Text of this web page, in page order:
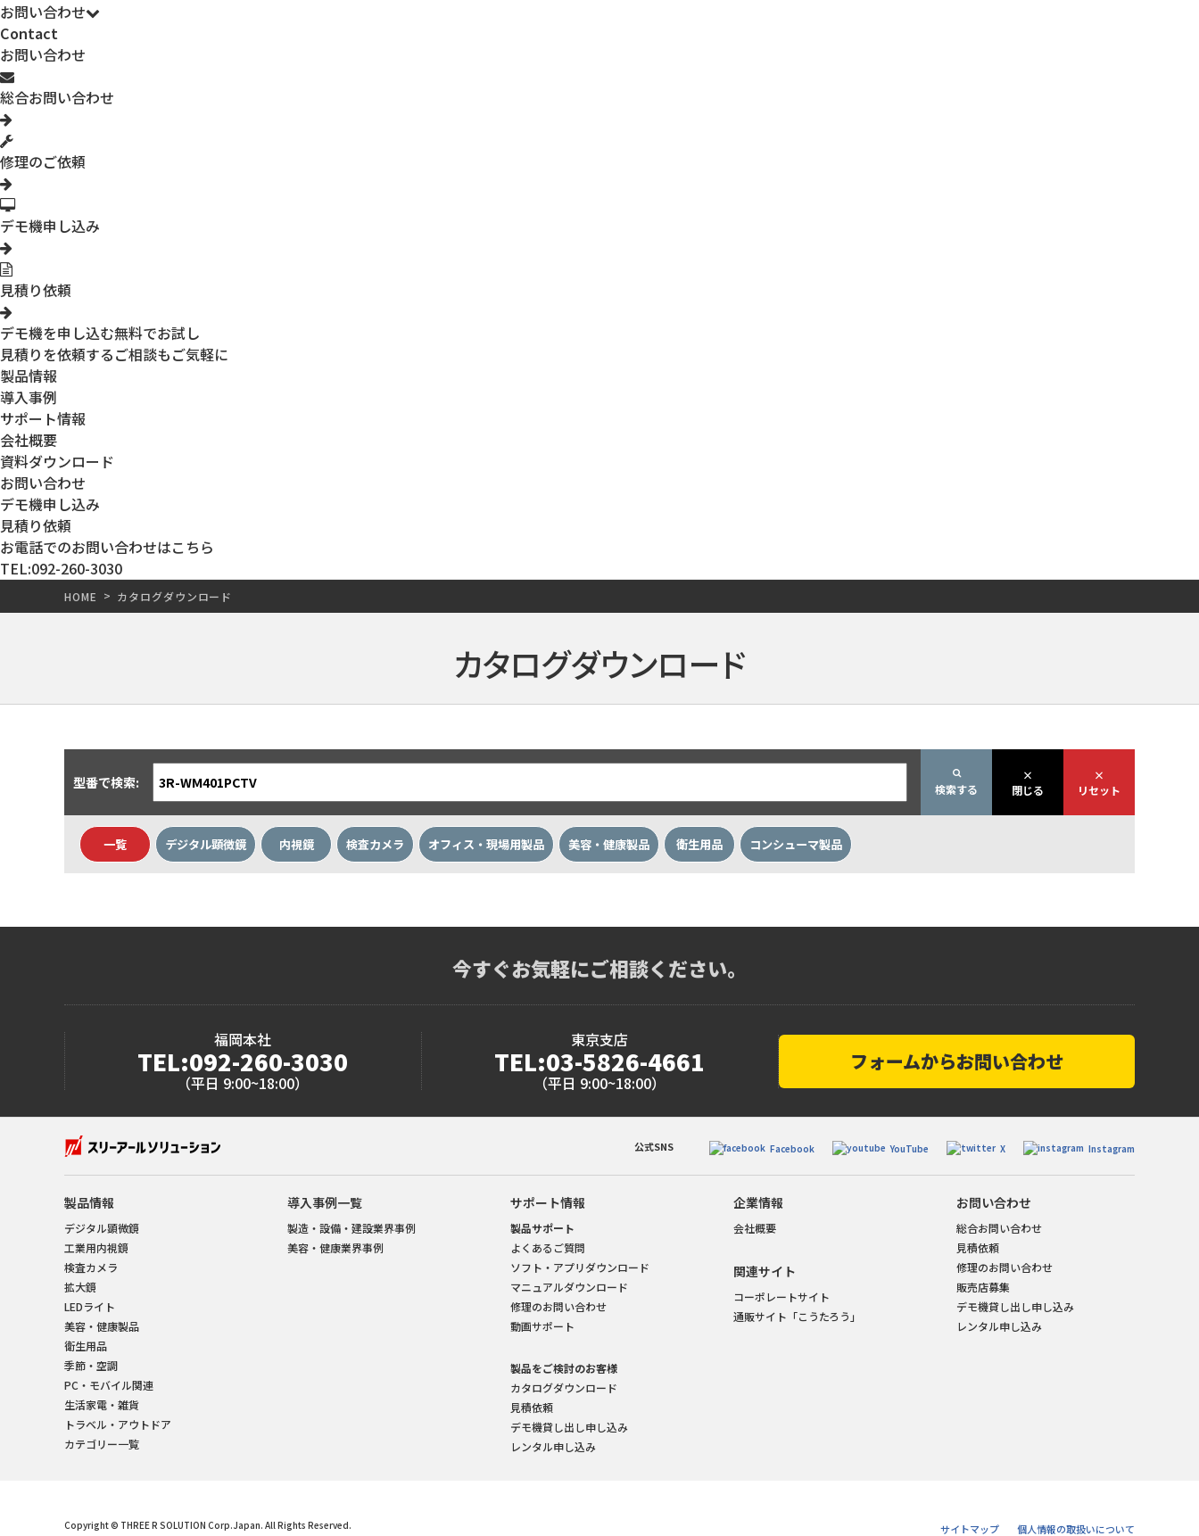
お問い合わせ
Contact
お問い合わせ
総合お問い合わせ
修理のご依頼
デモ機申し込み
見積り依頼
デモ機を申し込む無料でお試し
見積りを依頼するご相談もご気軽に
製品情報
導入事例
サポート情報
会社概要
資料ダウンロード
お問い合わせ
デモ機申し込み
見積り依頼
お電話でのお問い合わせはこちら
TEL:092-260-3030
HOME カタログダウンロード
カタログダウンロード
型番で検索: 検索する
×
閉じる
×
リセット
一覧 デジタル顕微鏡 内視鏡 検査カメラ オフィス・現場用製品 美容・健康製品 衛生用品 コンシューマ製品
今すぐお気軽にご相談ください。
福岡本社
TEL:092-260-3030
（平日 9:00~18:00）
東京支店
TEL:03-5826-4661
（平日 9:00~18:00）
フォームからお問い合わせ
公式SNS Facebook YouTube X Instagram
製品情報
デジタル顕微鏡
工業用内視鏡
検査カメラ
拡大鏡
LEDライト
美容・健康製品
衛生用品
季節・空調
PC・モバイル関連
生活家電・雑貨
トラベル・アウトドア
カテゴリー一覧
導入事例一覧
製造・設備・建設業界事例
美容・健康業界事例
サポート情報
製品サポート
よくあるご質問
ソフト・アプリダウンロード
マニュアルダウンロード
修理のお問い合わせ
動画サポート
製品をご検討のお客様
カタログダウンロード
見積依頼
デモ機貸し出し申し込み
レンタル申し込み
企業情報
会社概要
関連サイト
コーポレートサイト
通販サイト「こうたろう」
お問い合わせ
総合お問い合わせ
見積依頼
修理のお問い合わせ
販売店募集
デモ機貸し出し申し込み
レンタル申し込み
サイトマップ 個人情報の取扱いについて
Copyright © THREE R SOLUTION Corp.Japan. All Rights Reserved.